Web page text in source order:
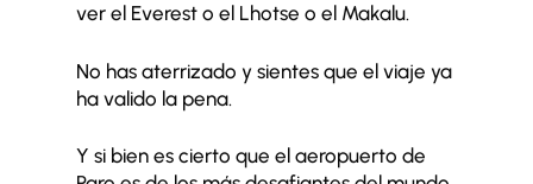
ver el Everest o el Lhotse o el Makalu.
No has aterrizado y sientes que el viaje ya
ha valido la pena.
Y si bien es cierto que el aeropuerto de